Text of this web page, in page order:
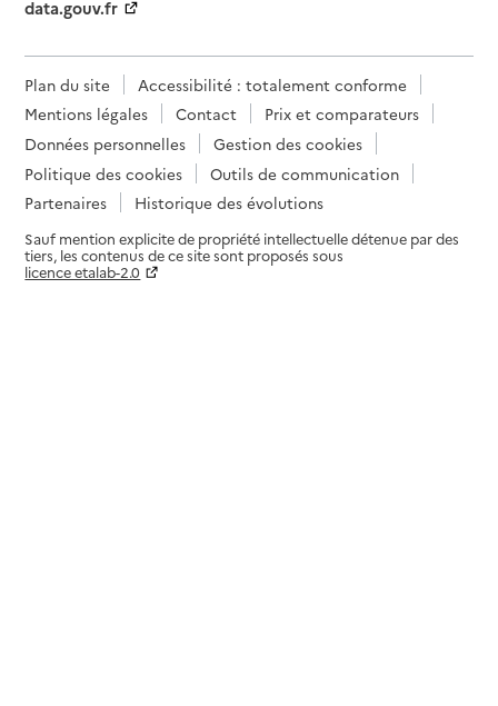
data.gouv.fr
Plan du site
Accessibilité : totalement conforme
Mentions légales
Contact
Prix et comparateurs
Données personnelles
Gestion des cookies
Politique des cookies
Outils de communication
Partenaires
Historique des évolutions
Sauf mention explicite de propriété intellectuelle détenue par des
tiers, les contenus de ce site sont proposés sous
licence etalab-2.0